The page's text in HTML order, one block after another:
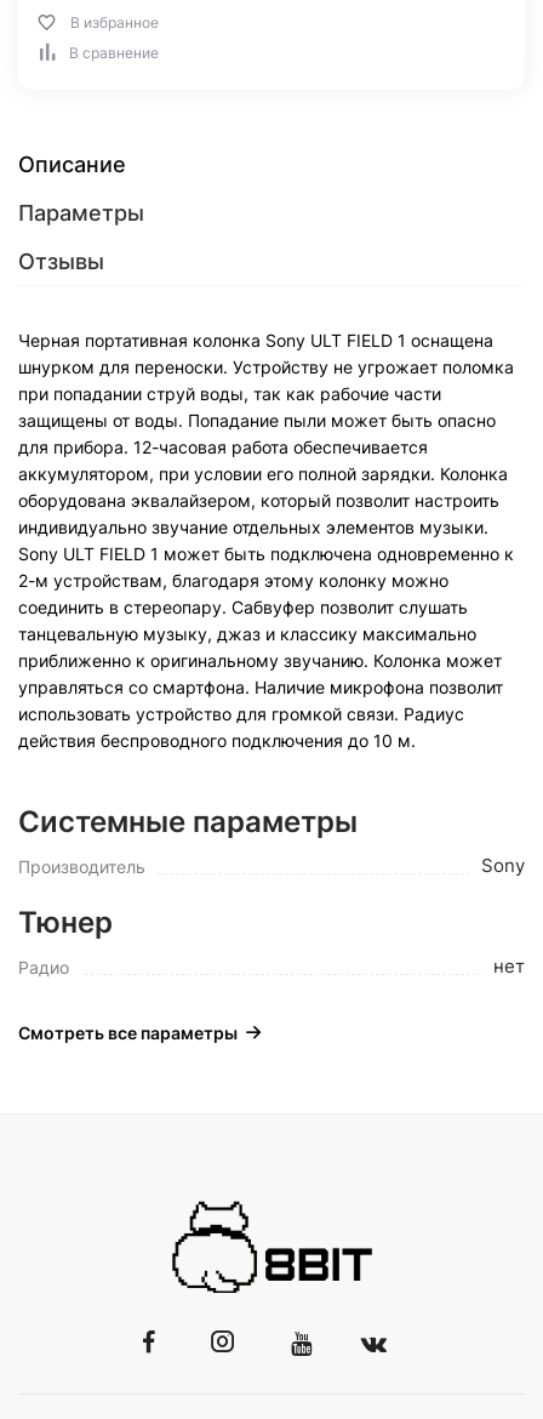
В избранное
В сравнение
Описание
Параметры
Отзывы
Черная портативная колонка Sony ULT FIELD 1 оснащена
шнурком для переноски. Устройству не угрожает поломка
при попадании струй воды, так как рабочие части
защищены от воды. Попадание пыли может быть опасно
для прибора. 12-часовая работа обеспечивается
аккумулятором, при условии его полной зарядки. Колонка
оборудована эквалайзером, который позволит настроить
индивидуально звучание отдельных элементов музыки.
Sony ULT FIELD 1 может быть подключена одновременно к
2-м устройствам, благодаря этому колонку можно
соединить в стереопару. Сабвуфер позволит слушать
танцевальную музыку, джаз и классику максимально
приближенно к оригинальному звучанию. Колонка может
управляться со смартфона. Наличие микрофона позволит
использовать устройство для громкой связи. Радиус
действия беспроводного подключения до 10 м.
Системные параметры
Производитель Sony
Тюнер
Радио нет
Смотреть все параметры